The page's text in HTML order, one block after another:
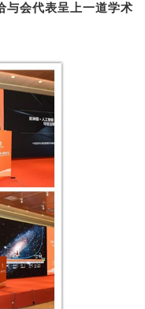
与会代表呈上一道学术